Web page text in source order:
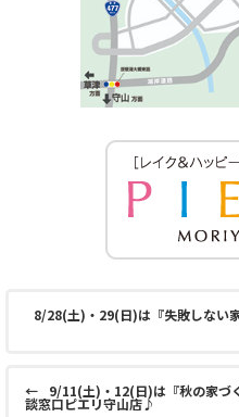
8/28(土)・29(日)は『失敗しない
← 9/11(土)・12(日)は『秋の家づ
談窓口ピエリ守山店♪